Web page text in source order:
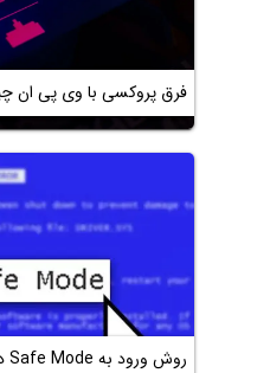
فرق پروکسی با وی پی ان